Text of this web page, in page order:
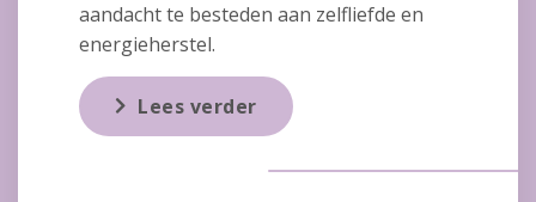
aandacht te besteden aan zelfliefde en
energieherstel.
Lees verder